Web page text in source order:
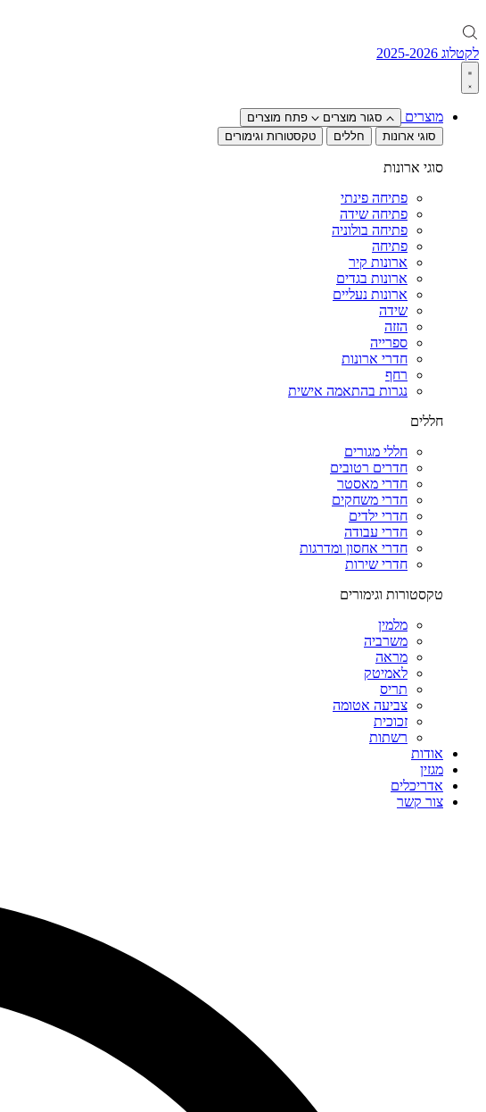
לקטלוג 2025-2026
מוצרים סגור מוצרים
פתח מוצרים
סוגי ארונות
חללים טקסטורות וגימורים
סוגי ארונות
פתיחה פינתי
פתיחה שידה
פתיחה בולוניה
פתיחה
ארונות קיר
ארונות בגדים
ארונות נעליים
שידה
הזזה
ספרייה
חדרי ארונות
רחף
נגרות בהתאמה אישית
חללים
חללי מגורים
חדרים רטובים
חדרי מאסטר
חדרי משחקים
חדרי ילדים
חדרי עבודה
חדרי אחסון ומדרגות
חדרי שירות
טקסטורות וגימורים
מלמין
משרביה
מראה
לאמיטק
תריס
צביעה אטומה
זכוכית
רשתות
אודות
מגזין
אדריכלים
צור קשר